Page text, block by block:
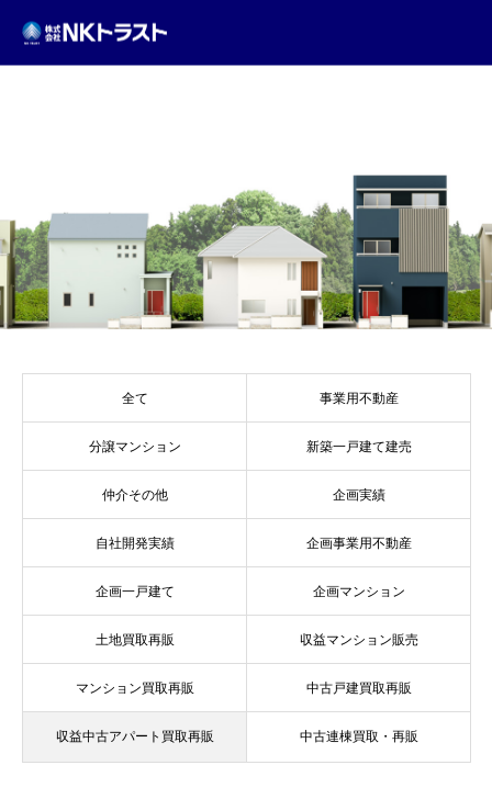
GALLERY
全て 事業用不動産
分譲マンション 新築一戸建て建売
仲介その他 企画実績
自社開発実績 企画事業用不動産
企画一戸建て 企画マンション
土地買取再販 収益マンション販売
マンション買取再販 中古戸建買取再販
収益中古アパート買取再販 中古連棟買取・再販